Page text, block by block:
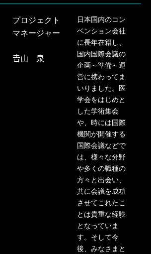
プロジェクト
マネージャー
𠮷山 泉
日本国内のコン
ベンション会社
に長年在籍し、
国内国際会議の
企画～準備～運
営に携わってま
いりました。医
学会をはじめと
した学術集会
や、時には国際
機関が開催する
国際会議などで
は、様々な分野
や多くの職種の
方々と出会い、
共に会議を成功
させてこれたこ
とは貴重な経験
となっていま
す。そして今
後、みなさまと